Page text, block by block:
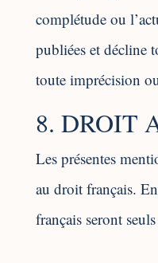
complétude ou
publiées et décline
toute imprécision
8. DROIT
Les présentes
au droit français.
français seront